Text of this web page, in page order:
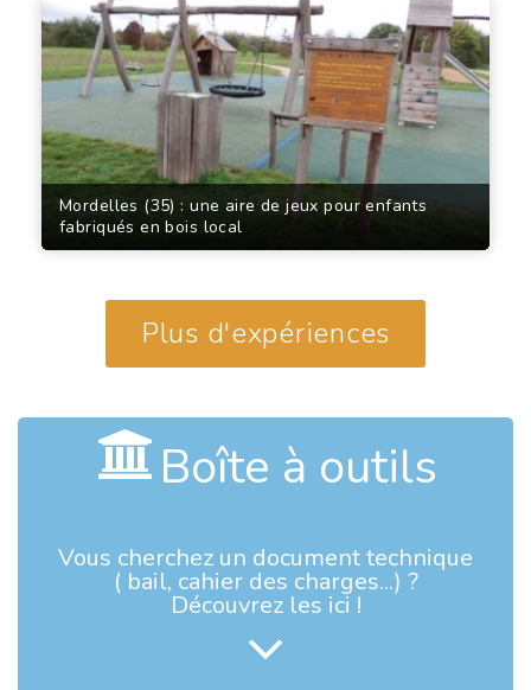
Mordelles (35) : une aire de jeux pour enfants
fabriqués en bois local
Plus d'expériences
Boîte à outils
Vous cherchez un document technique
( bail, cahier des charges...) ?
Découvrez les ici !